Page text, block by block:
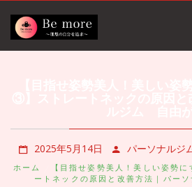
2025年5月14日 パーソナルジ
ホーム
【目指せ姿勢美人！美しい姿勢
ートネックの原因と改善方法｜パー